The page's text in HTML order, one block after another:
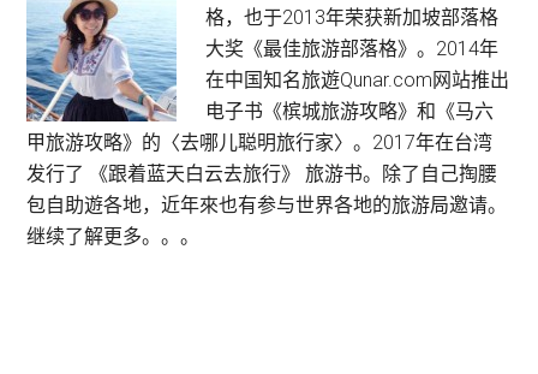
Sidebar
格，也于2013年荣获新加坡部落格
大奖《最佳旅游部落格》。2014年
在中国知名旅遊Qunar.com网站推出
电子书《槟城旅游攻略》和《马六
甲旅游攻略》的〈去哪儿聪明旅行家〉。2017年在台湾
发行了 《跟着蓝天白云去旅行》 旅游书。除了自己掏腰
包自助遊各地，近年來也有参与世界各地的旅游局邀请。
继续了解更多。。。